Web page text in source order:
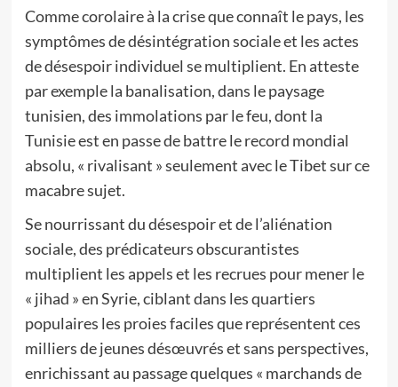
Comme corolaire à la crise que connaît le pays, les
symptômes de désintégration sociale et les actes
de désespoir individuel se multiplient. En atteste
par exemple la banalisation, dans le paysage
tunisien, des immolations par le feu, dont la
Tunisie est en passe de battre le record mondial
absolu, « rivalisant » seulement avec le Tibet sur ce
macabre sujet.
Se nourrissant du désespoir et de l’aliénation
sociale, des prédicateurs obscurantistes
multiplient les appels et les recrues pour mener le
« jihad » en Syrie, ciblant dans les quartiers
populaires les proies faciles que représentent ces
milliers de jeunes désœuvrés et sans perspectives,
enrichissant au passage quelques « marchands de